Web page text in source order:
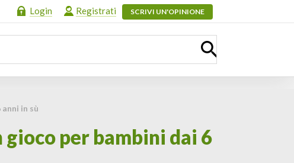
Login Registrati SCRIVI UN'OPINIONE
in sù
per bambini dai 6